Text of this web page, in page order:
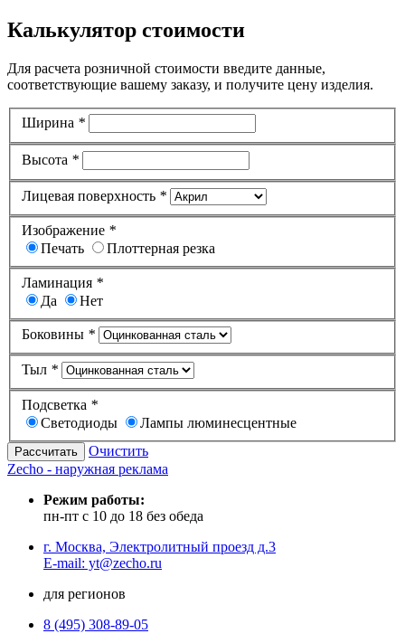
Калькулятор стоимости
Для расчета розничной стоимости введите данные,
соответствующие вашему заказу, и получите цену изделия.
Ширина *
Высота *
Лицевая поверхность *
Изображение *
Печать
Плоттерная резка
Ламинация *
Да
Нет
Боковины *
Тыл *
Подсветка *
Светодиоды
Лампы люминесцентные
Очистить
Zecho - наружная реклама
Режим работы:
пн-пт с 10 до 18 без обеда
г. Москва, Электролитный проезд д.3
E-mail: yt@zecho.ru
для регионов
8 (495) 308-89-05